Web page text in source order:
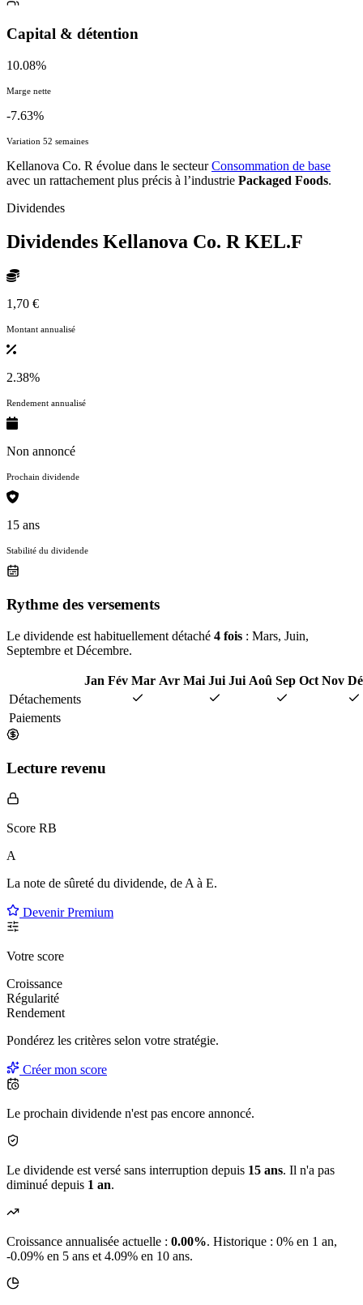
Capital & détention
10.08%
Marge nette
-7.63%
Variation 52 semaines
Kellanova Co. R évolue dans le secteurConsommation de base
avec un rattachement plus précis à l’industrie Packaged Foods.
Dividendes
Dividendes Kellanova Co. RKEL.F
1,70 €
Montant annualisé
2.38%
Rendement annualisé
Non annoncé
Prochain dividende
15 ans
Stabilité du dividende
Rythme des versements
Le dividende est habituellement détaché 4 fois : Mars, Juin,
Septembre et Décembre.
Jan Fév Mar Avr Mai Jui Jui Aoû Sep Oct Nov
Détachements
Paiements
Lecture revenu
Score RB
A
La note de sûreté du dividende, de A à E.
Devenir Premium
Votre score
Croissance
Régularité
Rendement
Pondérez les critères selon votre stratégie.
Créer mon score
Le prochain dividende n'est pas encore annoncé.
Le dividende est versé sans interruption depuis 15 ans. Il n'a pas
diminué depuis 1 an.
Croissance annualisée actuelle : 0.00%. Historique : 0% en 1 an,
-0.09% en 5 ans et 4.09% en 10 ans.